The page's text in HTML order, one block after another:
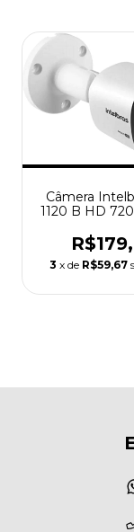
Câmera
1120 B HD
HDCVI Lite
20M IR -
3 x de R$59,67